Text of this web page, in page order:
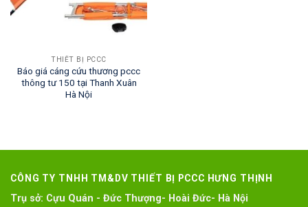
THIẾT BỊ PCCC
Báo giá cáng cứu thương pccc
thông tư 150 tại Thanh Xuân
Hà Nội
CÔNG TY TNHH TM&DV THIẾT BỊ PCCC HƯNG THỊNH
Trụ sở: Cựu Quán - Đức Thượng- Hoài Đức- Hà Nội